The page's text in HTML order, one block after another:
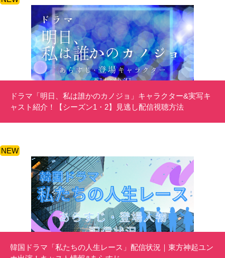
ドラマ「明日、私は誰かのカノジョ」キャラクター&実写キ
ャスト紹介！【シーズン1・2】見逃し配信視聴方法
NEW
韓国ドラマ「私たちの人生レース」配信状況｜東方神起ユン